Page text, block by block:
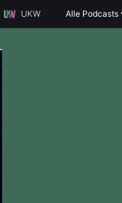
UKW Alle Podcasts